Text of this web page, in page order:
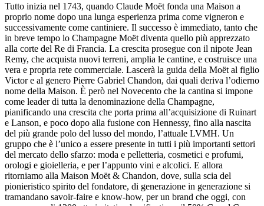
Tutto inizia nel 1743, quando Claude Moët fonda una Maison a
proprio nome dopo una lunga esperienza prima come vigneron e
successivamente come cantiniere. Il successo è immediato, tanto che
in breve tempo lo Champagne Moët diventa quello più apprezzato
alla corte del Re di Francia. La crescita prosegue con il nipote Jean
Remy, che acquista nuovi terreni, amplia le cantine, e costruisce una
vera e propria rete commerciale. Lascerà la guida della Moët al figlio
Victor e al genero Pierre Gabriel Chandon, dai quali deriva l’odierno
nome della Maison. È però nel Novecento che la cantina si impone
come leader di tutta la denominazione della Champagne,
pianificando una crescita che porta prima all’acquisizione di Ruinart
e Lanson, e poco dopo alla fusione con Hennessy, fino alla nascita
del più grande polo del lusso del mondo, l’attuale LVMH. Un
gruppo che è l’unico a essere presente in tutti i più importanti settori
del mercato dello sfarzo: moda e pelletteria, cosmetici e profumi,
orologi e gioielleria, e per l’appunto vini e alcolici. E allora
ritorniamo alla Maison Moët & Chandon, dove, sulla scia del
pionieristico spirito del fondatore, di generazione in generazione si
tramandano savoir-faire e know-how, per un brand che oggi, con